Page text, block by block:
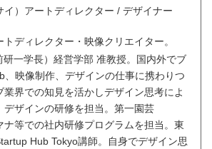
イ）アートディレクター / デザイナー
ディレクター・映像クリエイター。
研一学長）経営学部 准教授。国内外でブ
、映像制作、デザインの仕事に携わりつ
界での知見を活かしデザイン思考によ
デザインの研修を担当。第一園芸
ナ等での社内研修プログラムを担当。東
Hub Tokyo講師。自身でデザイン思